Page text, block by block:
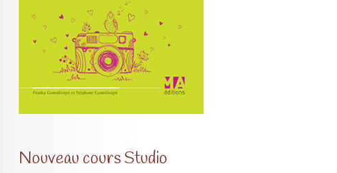
Nouveau cours Studio